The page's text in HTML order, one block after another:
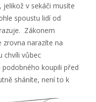
v sekáči musíte
spoustu lidí od
Zákonem
zrovna narazíte na
chvíli vůbec
koupili před
sháníte, není to k